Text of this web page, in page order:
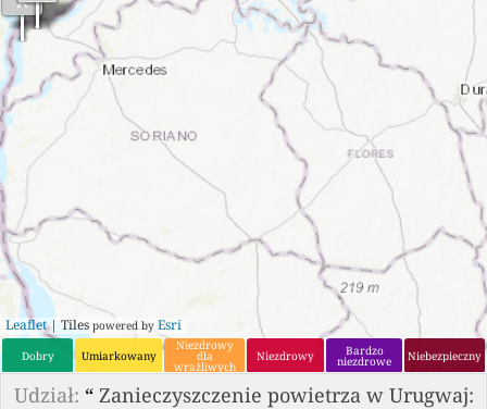
Leaflet| Tiles powered by Esri
Dobry Umiarkowany
Niezdrowy
dla
wrażliwych
grup
Niezdrowy Bardzo
niezdrowe Niebezpieczny
Udział: “ Zanieczyszczenie powietrza w Urugwaj: